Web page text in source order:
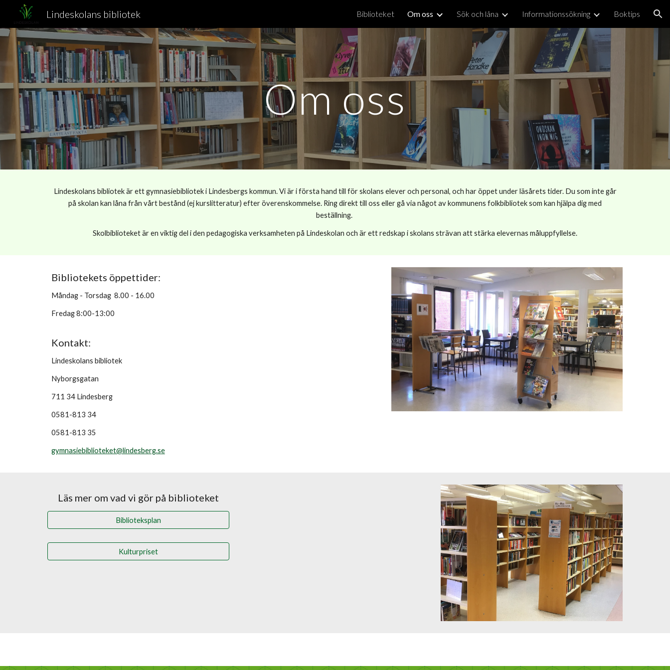
Skip to navigation
Lindeskolans bibliotek Biblioteket Om oss Sök och låna Informationssökning Boktips
Om oss
Lindeskolans bibliotek är ett gymnasiebibliotek i Lindesbergs kommun. Vi är i första hand till för skolans elever och personal, och har öppet under läsårets tider. Du som inte går
på skolan kan låna från vårt bestånd (ej kurslitteratur) efter överenskommelse. Ring direkt till oss eller gå via något av kommunens folkbibliotek som kan hjälpa dig med
beställning.
Skolbiblioteket är en viktig del i den pedagogiska verksamheten på Lindeskolan och är ett redskap i skolans strävan att stärka elevernas måluppfyllelse.
Bibliotekets öppettider:
Måndag - Torsdag 8.00 - 16.00
Fredag 8:00-13:00
Kontakt:
Lindeskolans bibliotek
Nyborgsgatan
711 34 Lindesberg
0581-813 34
0581-813 35
gymnasiebiblioteket@lindesberg.se
Läs mer om vad vi gör på biblioteket
Biblioteksplan
Kulturpriset